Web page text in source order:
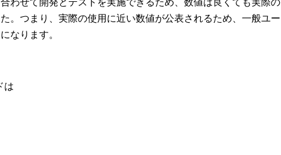
わせて開発とテストを実施できるため、数値は良くても実際の
。つまり、実際の使用に近い数値が公表されるため、一般ユー
なります。
は